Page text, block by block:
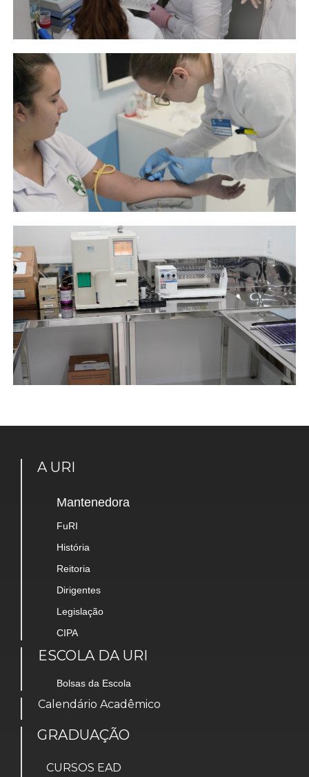
A URI
Mantenedora
FuRI
História
Reitoria
Dirigentes
Legislação
CIPA
ESCOLA DA URI
Bolsas da Escola
Calendário Acadêmico
GRADUAÇÃO
CURSOS EAD